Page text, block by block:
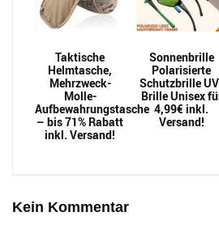
Taktische
Helmtasche,
Mehrzweck-
Molle-
Aufbewahrungstasche
– bis 71% Rabatt
inkl. Versand!
Sonnenbrille
Polarisierte
Schutzbrille
Brille Unisex
4,99€ inkl.
Versand!
Kein Kommentar